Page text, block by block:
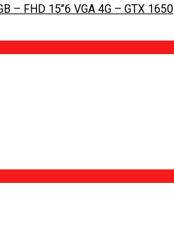
Dell Gaming G3 3500 Core I7- 10750H / RAM16GB / SSD 512GB – FHD 15’’6 VGA 4G – GTX 1650